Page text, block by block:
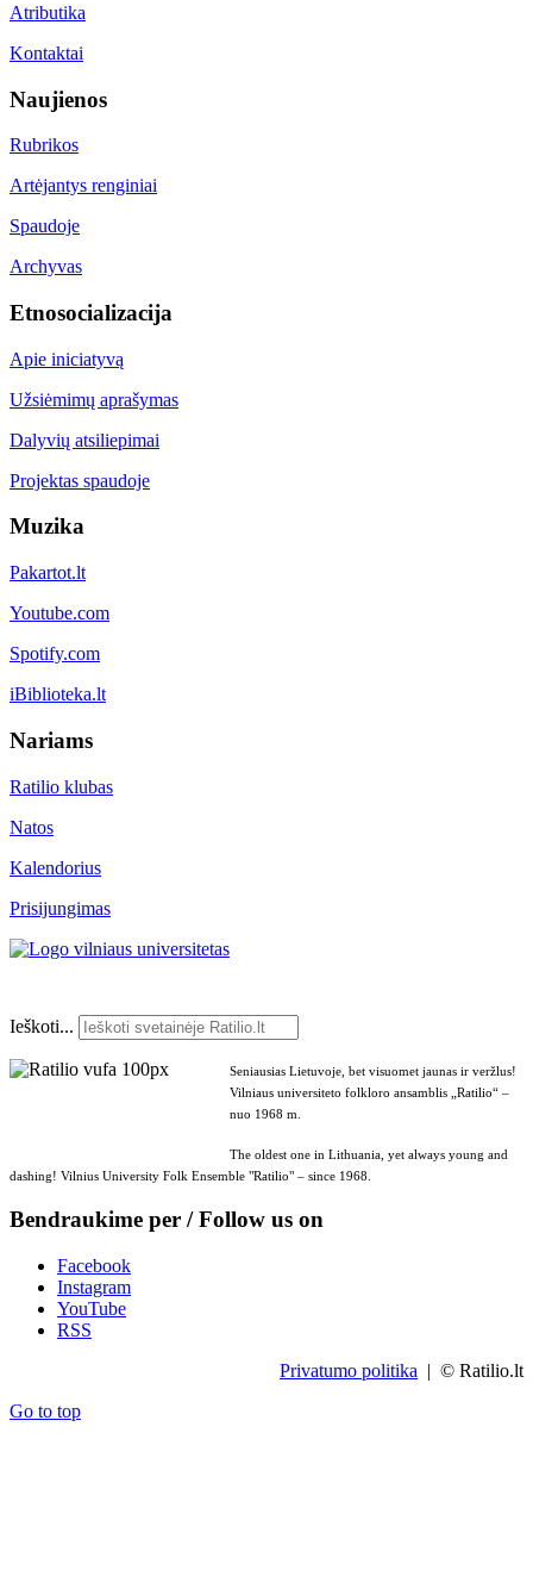
Atributika
Kontaktai
Naujienos
Rubrikos
Artėjantys renginiai
Spaudoje
Archyvas
Etnosocializacija
Apie iniciatyvą
Užsiėmimų aprašymas
Dalyvių atsiliepimai
Projektas spaudoje
Muzika
Pakartot.lt
Youtube.com
Spotify.com
iBiblioteka.lt
Nariams
Ratilio klubas
Natos
Kalendorius
Prisijungimas
Ieškoti...
Seniausias Lietuvoje, bet visuomet jaunas ir veržlus!
Vilniaus universiteto folkloro ansamblis „Ratilio“ –
nuo 1968 m.
The oldest one in Lithuania, yet always young and
dashing! Vilnius University Folk Ensemble "Ratilio" – since 1968.
Bendraukime per / Follow us on
Facebook
Instagram
YouTube
RSS
Privatumo politika | © Ratilio.lt
Go to top